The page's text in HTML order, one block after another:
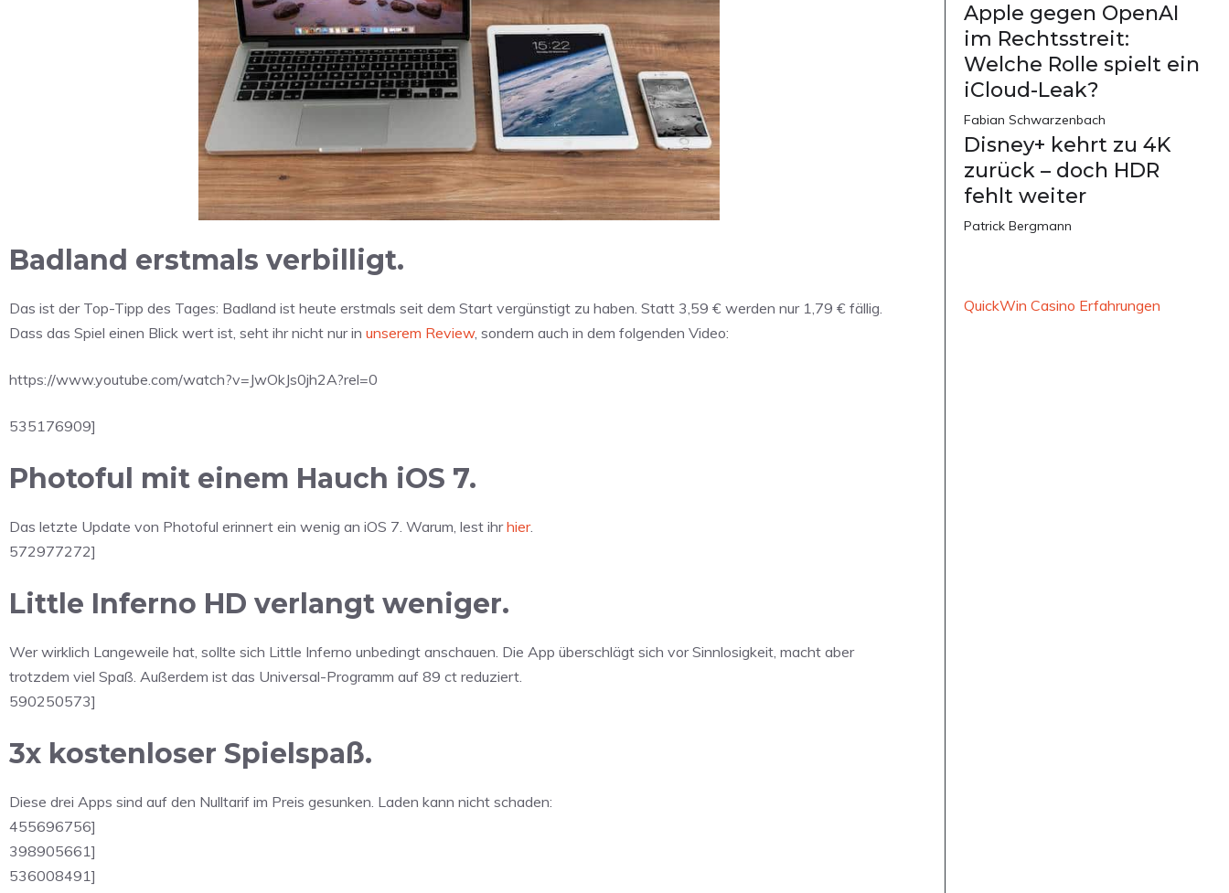
Badland erstmals verbilligt.
Das ist der Top-Tipp des Tages: Badland ist heute erstmals seit dem Start vergünstigt zu haben. Statt 3,59 € werden nur 1,79 € fällig.
Dass das Spiel einen Blick wert ist, seht ihr nicht nur in unserem Review, sondern auch in dem folgenden Video:
https://www.youtube.com/watch?v=JwOkJs0jh2A?rel=0
535176909]
Photoful mit einem Hauch iOS 7.
Das letzte Update von Photoful erinnert ein wenig an iOS 7. Warum, lest ihrhier.
572977272]
Little Inferno HD verlangt weniger.
Wer wirklich Langeweile hat, sollte sich Little Inferno unbedingt anschauen. Die App überschlägt sich vor Sinnlosigkeit, macht aber
trotzdem viel Spaß. Außerdem ist das Universal-Programm auf 89 ct reduziert.
590250573]
3x kostenloser Spielspaß.
Diese drei Apps sind auf den Nulltarif im Preis gesunken. Laden kann nicht schaden:
455696756]
398905661]
536008491]
Apple gegen OpenAI
im Rechtsstreit:
Welche Rolle spielt ein
iCloud-Leak?
Fabian Schwarzenbach
Disney+ kehrt zu 4K
zurück – doch HDR
fehlt weiter
Patrick Bergmann
QuickWin Casino Erfahrungen